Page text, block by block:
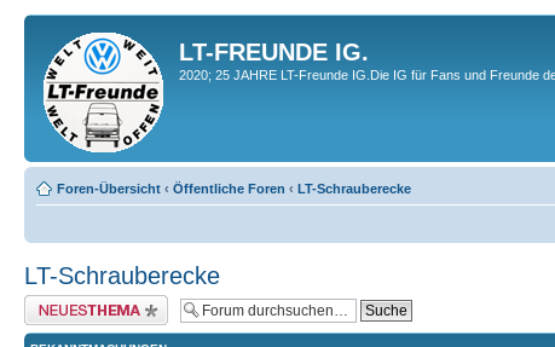
LT-FREUNDE IG.
2020; 25 JAHRE LT-Freunde IG.Die IG für Fans und Freunde
Foren-Übersicht ‹ Öffentliche Foren ‹ LT-Schrauberecke
LT-Schrauberecke
Neues Thema erstellen